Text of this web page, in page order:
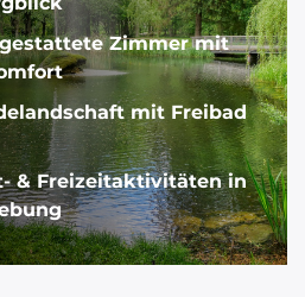
Zimmer mit
mit Freibad
& Freizeitaktivitäten in